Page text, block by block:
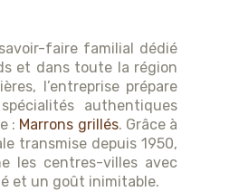
faire familial dédié
et dans toute la région
l’entreprise prépare
authentiques
: Marrons grillés. Grâce à
transmise depuis 1950,
les centres-villes avec
et un goût inimitable.